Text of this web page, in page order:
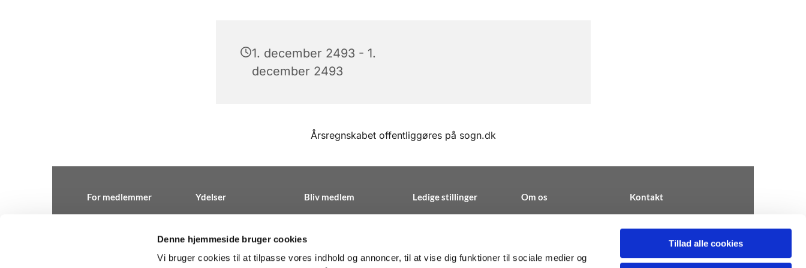
Denne hjemmeside bruger cookies
Vi bruger cookies til at tilpasse vores indhold og annoncer, til at vise dig funktioner til sociale medier og
Tillad alle cookies
1. december 2493 - 1.
december 2493
Årsregnskabet offentliggøres på sogn.dk
For medlemmer Ydelser Bliv medlem Ledige stillinger Om os Kontakt
Kirkeadministration · Herlev Hovedgade 195C 1.th, 2730 Herlev38 27 10 00 sosp@km.dk ∙ CVR 31812909